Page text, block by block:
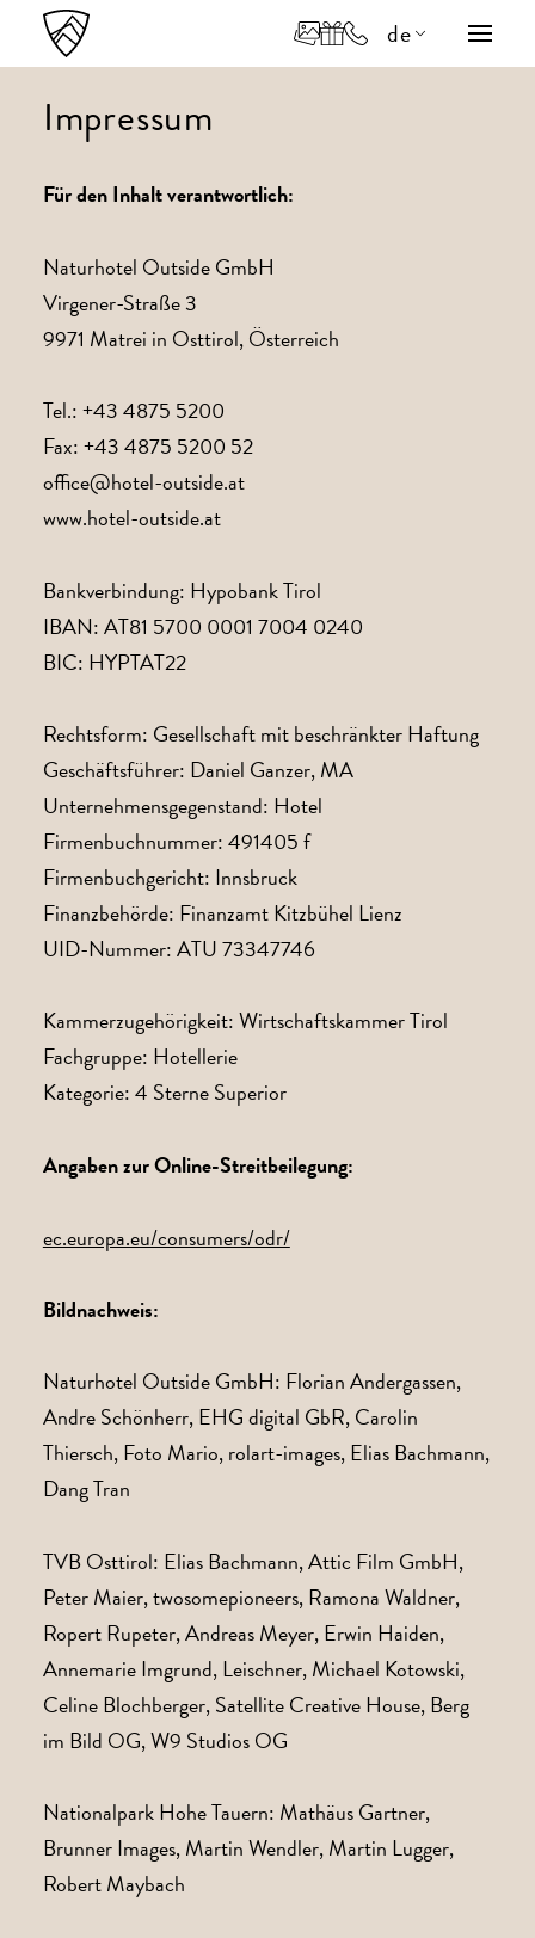
de
en
Impressum
Für den Inhalt verantwortlich:
Naturhotel Outside GmbH
Virgener-Straße 3
9971 Matrei in Osttirol, Österreich
Tel.: +43 4875 5200
Fax: +43 4875 5200 52
office@hotel-outside.at
www.hotel-outside.at
Bankverbindung: Hypobank Tirol
IBAN: AT81 5700 0001 7004 0240
BIC: HYPTAT22
Rechtsform: Gesellschaft mit beschränkter Haftung
Geschäftsführer: Daniel ​Ganzer, MA
Unternehmensgegenstand: Hotel
Firmenbuchnummer: 491405 f
Firmenbuchgericht: Innsbruck
Finanzbehörde: Finanzamt Kitzbühel Lienz
UID-Nummer: ATU 73347746
Kammerzugehörigkeit: Wirtschaftskammer Tirol
Fachgruppe: Hotellerie
Kategorie: 4 Sterne Superior
Angaben zur Online-Streitbeilegung:
ec.europa.eu/consumers/odr/
Bildnachweis:
Naturhotel Outside GmbH: Florian Andergassen,
Andre Schönherr, EHG digital GbR, Carolin
Thiersch, Foto Mario, rolart-images, Elias Bachmann,
Dang Tran
TVB Osttirol: Elias Bachmann, Attic Film GmbH,
Peter Maier, twosomepioneers, Ramona Waldner,
Ropert Rupeter, Andreas Meyer, Erwin Haiden,
Annemarie Imgrund, Leischner, Michael Kotowski,
Celine Blochberger, Satellite Creative House, Berg
im Bild OG, W9 Studios OG
Nationalpark Hohe Tauern: Mathäus Gartner,
Brunner Images, Martin Wendler, Martin Lugger,
Robert Maybach